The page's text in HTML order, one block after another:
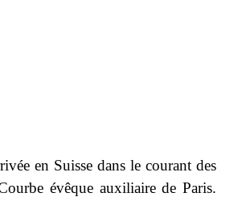
en Suisse dans le courant des
évêque auxiliaire de Paris.